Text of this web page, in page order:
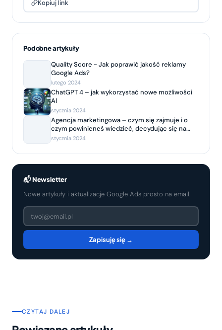
Kopiuj link
Podobne artykuły
Quality Score - Jak poprawić jakość reklamy
Google Ads?
lutego 2024
ChatGPT 4 – jak wykorzystać nowe możliwości
AI
stycznia 2024
Agencja marketingowa – czym się zajmuje i o
czym powinieneś wiedzieć, decydując się na
współpracę?
stycznia 2024
📬 Newsletter
Nowe artykuły i aktualizacje Google Ads prosto na email.
Zapisuję się →
CZYTAJ DALEJ